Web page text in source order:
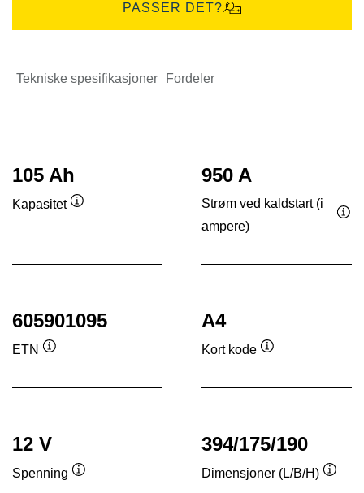
PASSER DET?
Tekniske spesifikasjoner Fordeler
105 Ah
Kapasitet
950 A
Strøm ved kaldstart (i
ampere)
605901095
ETN
A4
Kort kode
12 V
Spenning
394/175/190
Dimensjoner (L/B/H)